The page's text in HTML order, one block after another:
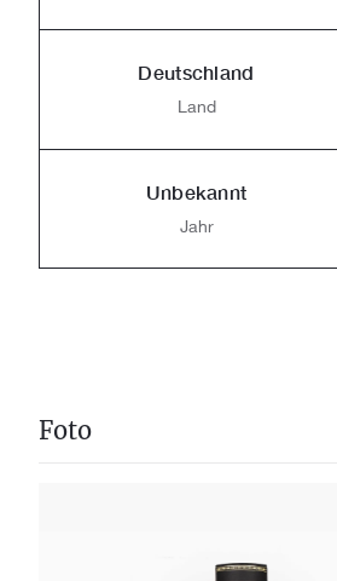
Deutschland
Land
Unbekannt
Jahr
Foto